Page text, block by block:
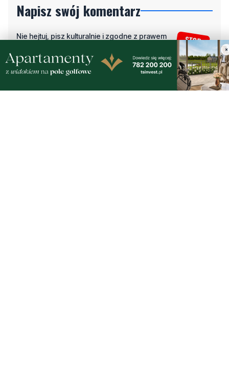
komentarze! Jeśli widzisz niestosowny wpis -
kliknij "zgłoś nadużycie".
Imię / Podpis
Odpowiedz
×